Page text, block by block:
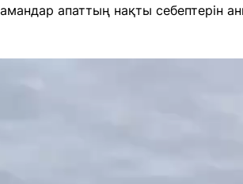
апаттың нақты себептерін